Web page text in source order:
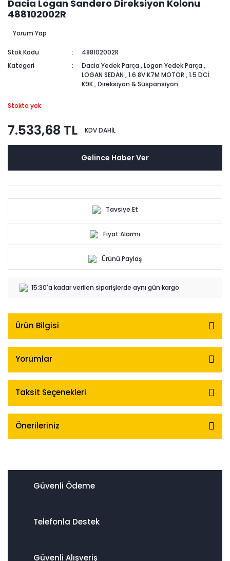
Dacia Logan Sandero Direksiyon Kolonu
488102002R
Yorum Yap
Stok Kodu
488102002R
Kategori
Dacia Yedek Parça ,Logan Yedek Parça ,
LOGAN SEDAN ,1.6 8V K7M MOTOR ,1.5 DCİ
K9K,Direksiyon & Süspansiyon
Stokta yok
7.533,68 TL KDV DAHİL
Gelince Haber Ver
Tavsiye Et
Fiyat Alarmı
Ürünü Paylaş
15:30'a kadar verilen siparişlerde aynı gün kargo
Ürün Bilgisi
Yorumlar
Taksit Seçenekleri
Önerileriniz
Güvenli Ödeme
Telefonla Destek
Güvenli Alışveriş